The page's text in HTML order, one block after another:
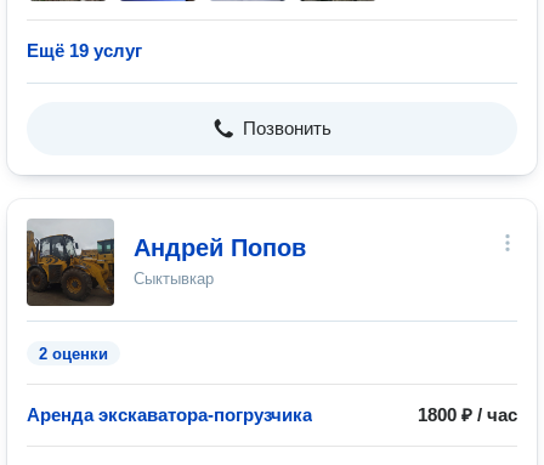
Ещё 19 услуг
Позвонить
Андрей Попов
Сыктывкар
2 оценки
Аренда экскаватора-погрузчика 1800 ₽ / час